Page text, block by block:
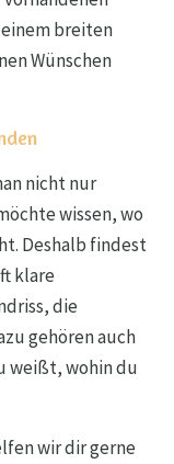
breiten
Wünschen
nicht nur
wissen, wo
Deshalb findest
klare
die
gehören auch
weißt, wohin du
wir dir gerne